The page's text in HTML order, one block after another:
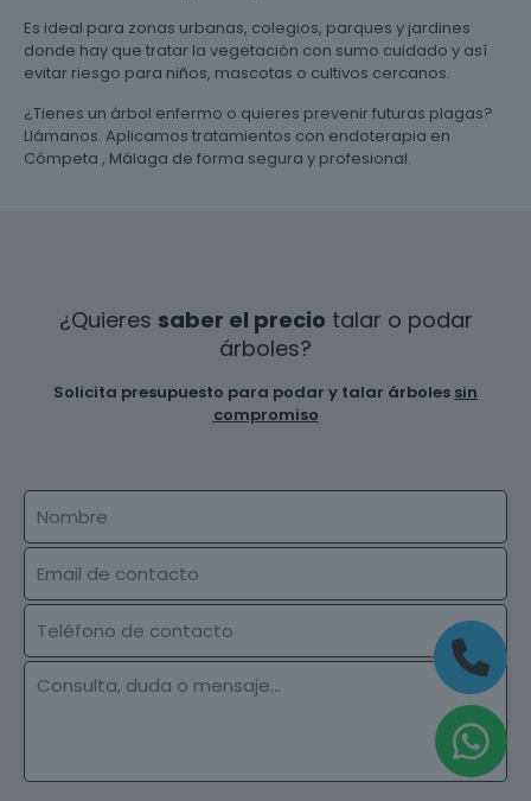
Es ideal para zonas urbanas, colegios, parques y jardines
donde hay que tratar la vegetación con sumo cuidado y así
evitar riesgo para niños, mascotas o cultivos cercanos.
¿Tienes un árbol enfermo o quieres prevenir futuras plagas?
Llámanos. Aplicamos tratamientos con endoterapia en
Cómpeta , Málaga de forma segura y profesional.
¿Quieres saber el precio talar o podar
árboles?
Solicita presupuesto para podar y talar árboles sin
compromiso